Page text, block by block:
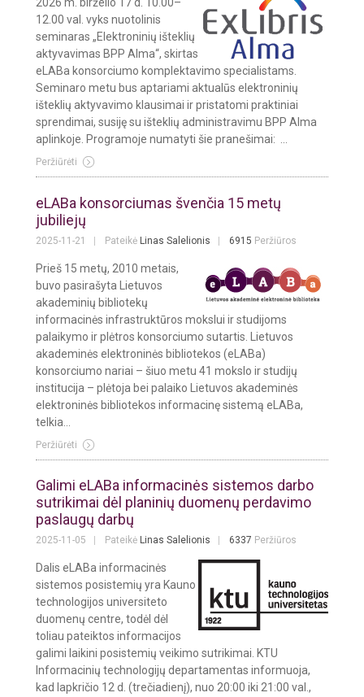
2026 m. birželio 17 d. 10.00–
12.00 val. vyks nuotolinis
seminaras „Elektroninių išteklių
aktyvavimas BPP Alma“, skirtas
eLABa konsorciumo komplektavimo specialistams.
Seminaro metu bus aptariami aktualūs elektroninių
išteklių aktyvavimo klausimai ir pristatomi praktiniai
sprendimai, susiję su išteklių administravimu BPP Alma
aplinkoje. Programoje numatyti šie pranešimai: ...
Peržiūrėti
eLABa konsorciumas švenčia 15 metų
jubiliejų
2025-11-21 Pateikė Linas Salelionis 6915 Peržiūros
Prieš 15 metų, 2010 metais,
buvo pasirašyta Lietuvos
akademinių bibliotekų
informacinės infrastruktūros mokslui ir studijoms
palaikymo ir plėtros konsorciumo sutartis. Lietuvos
akademinės elektroninės bibliotekos (eLABa)
konsorciumo nariai – šiuo metu 41 mokslo ir studijų
institucija – plėtoja bei palaiko Lietuvos akademinės
elektroninės bibliotekos informacinę sistemą eLABa,
telkia...
Peržiūrėti
Galimi eLABa informacinės sistemos darbo
sutrikimai dėl planinių duomenų perdavimo
paslaugų darbų
2025-11-05 Pateikė Linas Salelionis 6337 Peržiūros
Dalis eLABa informacinės
sistemos posistemių yra Kauno
technologijos universiteto
duomenų centre, todėl dėl
toliau pateiktos informacijos
galimi laikini posistemių veikimo sutrikimai. KTU
Informacinių technologijų departamentas informuoja,
kad lapkričio 12 d. (trečiadienį), nuo 20:00 iki 21:00 val.,